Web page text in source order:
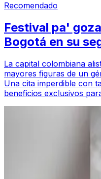
Recomendado
Festival pa'
Bogotá en su
La capital colombiana
mayores figuras de un
Una cita imperdible con
beneficios exclusivos